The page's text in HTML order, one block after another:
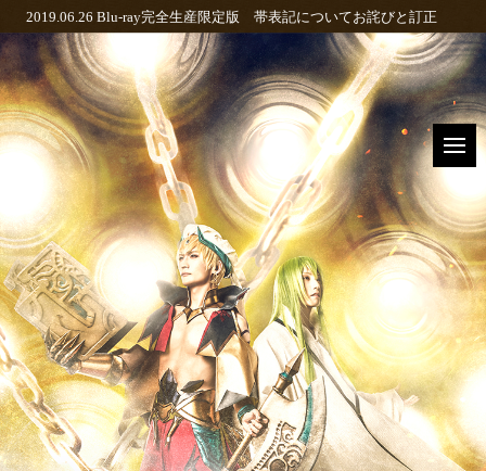
2019.06.26 Blu-ray完全生産限定版 帯表記についてお詫びと訂正